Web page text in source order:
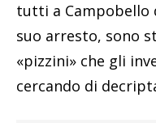
tutti a Campobello
suo arresto, sono
«pizzini» che gli
cercando di